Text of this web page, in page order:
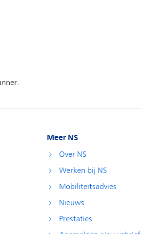
Meer NS
Over NS
Werken bij NS
Mobiliteitsadvies
Nieuws
Prestaties